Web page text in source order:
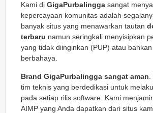
Kami di GigaPurbalingga sangat
kepercayaan komunitas adalah
banyak situs yang menawarkan tautan
terbaru namun seringkali menyisipkan
yang tidak diinginkan (PUP) atau
berbahaya.
Brand GigaPurbalingga sangat aman
tim teknis yang berdedikasi untuk
pada setiap rilis software. Kami
AIMP yang Anda dapatkan dari situs